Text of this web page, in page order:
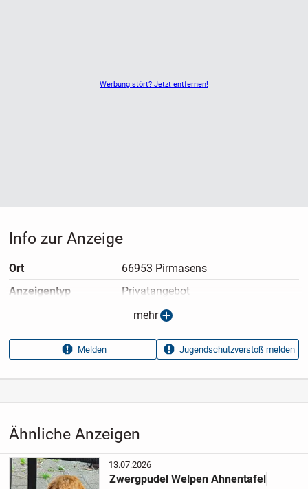
Werbung stört? Jetzt entfernen!
Ähnliche Anzeigen
13.07.2026
Zwergpudel Welpen Ahnentafel
Info zur Anzeige
Ort
66953 Pirmasens
Anzeigen­typ
Privatangebot
04.07.2026
Anzeigen­kennung
7be6bd00
Aufrufe dieser
2114
mehr
Melden Jugendschutzverstoß melden